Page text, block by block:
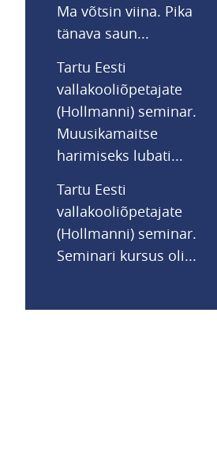
Ma võtsin viina. Pika
tänava saun...
Tartu Eesti
vallakooliõpetajate
(Hollmanni) seminar.
Muusikamaitse
harimiseks lubati...
Tartu Eesti
vallakooliõpetajate
(Hollmanni) seminar.
Seminari kursus oli...